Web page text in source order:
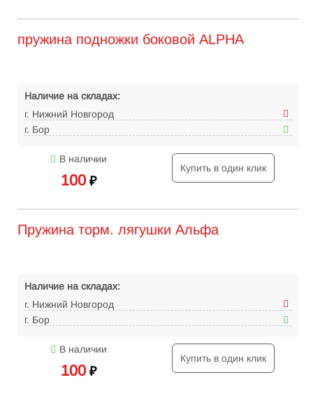
пружина подножки боковой ALPHA
Наличие на складах:
г. Нижний Новгород
г. Бор
В наличии
100 ₽
Купить в один клик
Пружина торм. лягушки Альфа
Наличие на складах:
г. Нижний Новгород
г. Бор
В наличии
100 ₽
Купить в один клик